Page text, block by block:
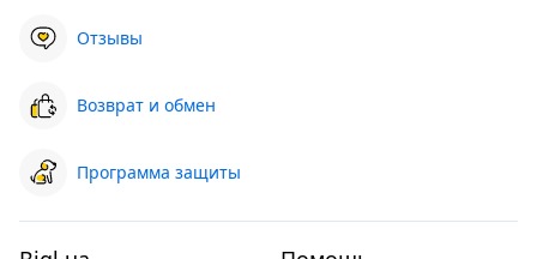
Отзывы
Возврат и обмен
Программа защиты